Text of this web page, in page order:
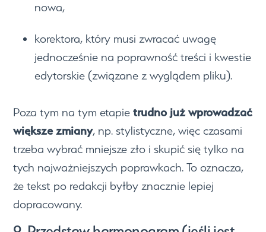
nowa,
korektora, który musi zwracać uwagę
jednocześnie na poprawność treści i kwestie
edytorskie (związane z wyglądem pliku).
Poza tym na tym etapietrudno już wprowadzać
większe zmiany, np. stylistyczne, więc czasami
trzeba wybrać mniejsze zło i skupić się tylko na
tych najważniejszych poprawkach. To oznacza,
że tekst po redakcji byłby znacznie lepiej
dopracowany.